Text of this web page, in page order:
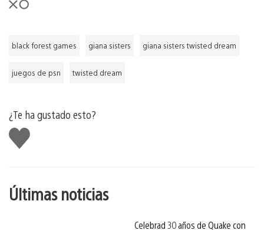
black forest games giana sisters giana sisters twisted dream
juegos de psn twisted dream
¿Te ha gustado esto?
Me
gusta
Últimas noticias
Celebrad 30 años de Quake con